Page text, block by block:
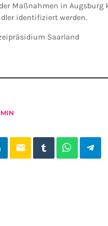
Maßnahmen in
identifiziert werden.
Saarland
email